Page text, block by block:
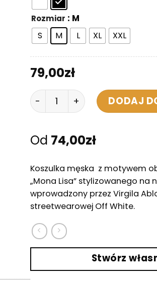
Rozmiar : M
S M L XL XXL
79,00zł
ilość Bluza z Kapturem - Off
DODAJ
Od 74,00zł
Koszulka męska z motywem
„Mona Lisa” stylizowanego na
wprowadzony przez Virgila
streetwearowej Off White.
Stwórz